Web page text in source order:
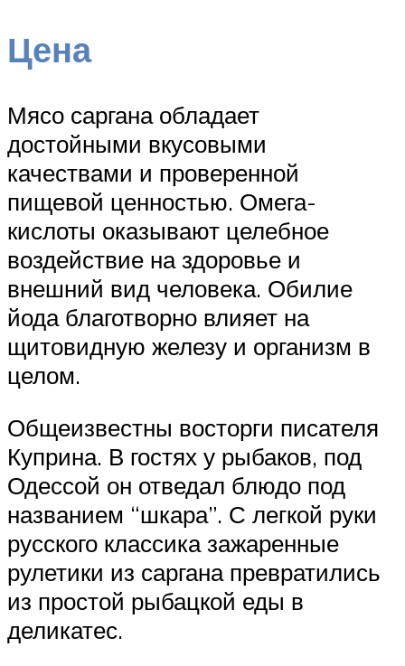
Цена
Мясо саргана обладает
достойными вкусовыми
качествами и проверенной
пищевой ценностью. Омега-
кислоты оказывают целебное
воздействие на здоровье и
внешний вид человека. Обилие
йода благотворно влияет на
щитовидную железу и организм в
целом.
Общеизвестны восторги писателя
Куприна. В гостях у рыбаков, под
Одессой он отведал блюдо под
названием “шкара”. С легкой руки
русского классика зажаренные
рулетики из саргана превратились
из простой рыбацкой еды в
деликатес.